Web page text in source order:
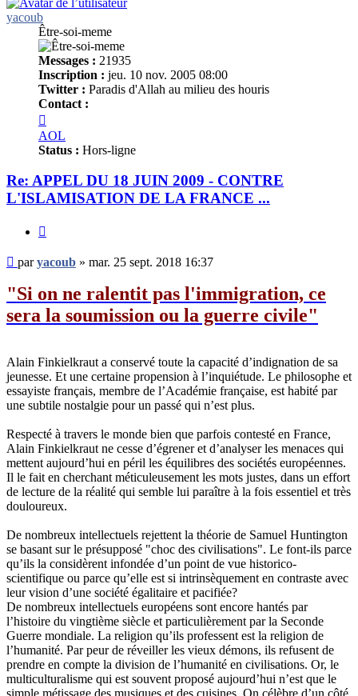
yacoub
Être-soi-meme
Messages : 21935
Inscription : jeu. 10 nov. 2005 08:00
Twitter : Paradis d'Allah au milieu des houris
Contact :
yacoub
AOL
Status : Hors-ligne
Re: APPEL DU 18 JUIN 2009 - CONTRE
L'ISLAMISATION DE LA FRANCE ...
Message
non
lu
paryacoub » mar. 25 sept. 2018 16:37
"Si on ne ralentit pas l'immigration, ce
sera la soumission ou la guerre civile"
Alain Finkielkraut a conservé toute la capacité d’indignation de sa
jeunesse. Et une certaine propension à l’inquiétude. Le philosophe et
essayiste français, membre de l’Académie française, est habité par
une subtile nostalgie pour un passé qui n’est plus.
Respecté à travers le monde bien que parfois contesté en France,
Alain Finkielkraut ne cesse d’égrener et d’analyser les menaces qui
mettent aujourd’hui en péril les équilibres des sociétés européennes.
Il le fait en cherchant méticuleusement les mots justes, dans un effort
de lecture de la réalité qui semble lui paraître à la fois essentiel et très
douloureux.
De nombreux intellectuels rejettent la théorie de Samuel Huntington
se basant sur le présupposé "choc des civilisations". Le font-ils parce
qu’ils la considèrent infondée d’un point de vue historico-
scientifique ou parce qu’elle est si intrinsèquement en contraste avec
leur vision d’une société égalitaire et pacifiée?
De nombreux intellectuels européens sont encore hantés par
l’histoire du vingtième siècle et particulièrement par la Seconde
Guerre mondiale. La religion qu’ils professent est la religion de
l’humanité. Par peur de réveiller les vieux démons, ils refusent de
prendre en compte la division de l’humanité en civilisations. Or, le
multiculturalisme qui est souvent proposé aujourd’hui n’est que le